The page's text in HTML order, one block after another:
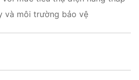
và môi trường bảo vệ